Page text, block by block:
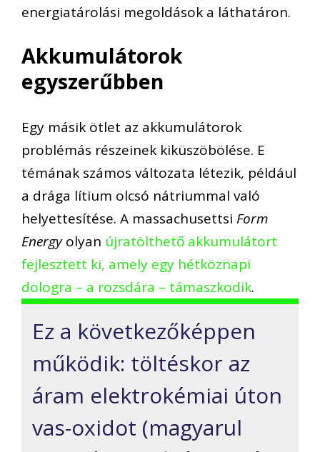
energiatárolási megoldások a láthatáron.
Akkumulátorok
egyszerűbben
Egy másik ötlet az akkumulátorok
problémás részeinek kiküszöbölése. E
témának számos változata létezik, például
a drága lítium olcsó nátriummal való
helyettesítése. A massachusettsi Form
Energyolyan újratölthető akkumulátort
fejlesztett ki, amely egy hétköznapi
dologra – a rozsdára – támaszkodik.
Ez a következőképpen
működik: töltéskor az
áram elektrokémiai úton
vas-oxidot (magyarul